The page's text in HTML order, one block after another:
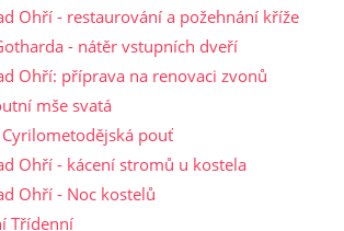
Ohří - restaurování a požehnání kříže
- nátěr vstupních dveří
Ohří: příprava na renovaci zvonů
mše svatá
pouť
Ohří - kácení stromů u kostela
Ohří - Noc kostelů
Třídenní